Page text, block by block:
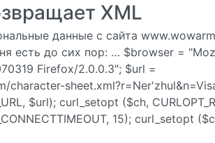
XML
данные с сайта
есть до сих пор: … $browser =
Firefox/2.0.0.3"; $url =
character-
$url); curl_setopt ($ch,
15); curl_setopt